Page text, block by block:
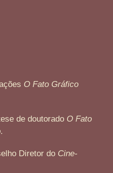
O Fato Gráfico
de doutorado O Fato
.
Diretor do Cine-